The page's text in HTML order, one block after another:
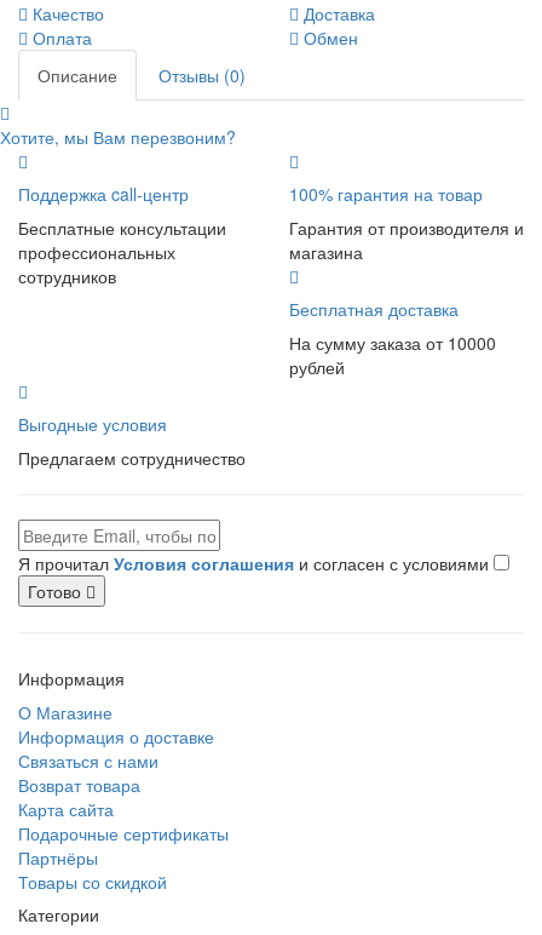
Качество
Доставка
Оплата
Обмен
Описание
Отзывы (0)
Хотите, мы Вам перезвоним?
Поддержка call-центр
Бесплатные консультации
профессиональных
сотрудников
100% гарантия на товар
Гарантия от производителя и
магазина
Бесплатная доставка
На сумму заказа от 10000
рублей
Выгодные условия
Предлагаем сотрудничество
Я прочитал Условия соглашения и согласен с условиями
Готово
Информация
О Магазине
Информация о доставке
Связаться с нами
Возврат товара
Карта сайта
Подарочные сертификаты
Партнёры
Товары со скидкой
Категории